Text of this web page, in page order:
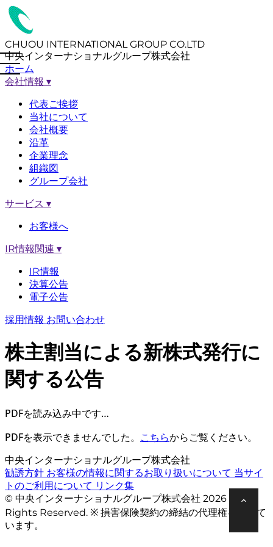
CHUOU INTERNATIONAL GROUP CO.LTD
中央インターナショナルグループ株式会社
ホーム
会社情報 ▾
代表ご挨拶
当社について
会社概要
沿革
企業理念
組織図
グループ会社
サービス ▾
お客様へ
IR情報関連 ▾
IR情報
決算公告
電子公告
採用情報 お問い合わせ
株主割当による新株式発行に
関する公告
PDFを読み込み中です…
PDFを表示できませんでした。 こちらからご覧ください。
中央インターナショナルグループ株式会社
勧誘方針 お客様の情報に関するお取り扱いについて 当サイ
トのご利用について リンク集
© 中央インターナショナルグループ株式会社 2026 All
Rights Reserved. ※ 損害保険契約の締結の代理権を有して
います。